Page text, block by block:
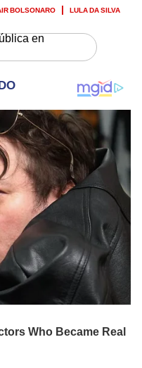
BOLSONARO LULA DA SILVA
en